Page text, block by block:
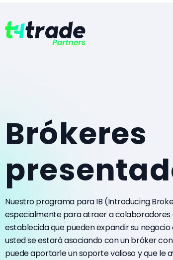
Brókeres
Nuestro programa para IB (Introducing
especialmente para atraer a colaboradores
establecida que pueden expandir su
usted se estará asociando con un bróker
puede aportarle un soporte valioso y que le